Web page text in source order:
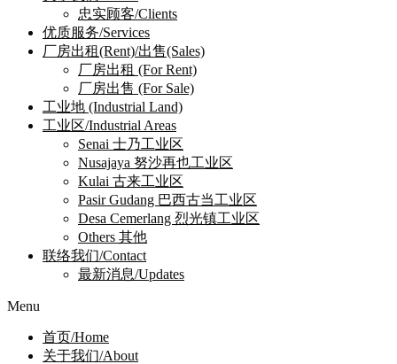
忠实顾客/Clients
优质服务/Services
厂房出租(Rent)/出售(Sales)
厂房出租 (For Rent)
厂房出售 (For Sale)
工业地 (Industrial Land)
工业区/Industrial Areas
Senai 士乃工业区
Nusajaya 努沙再也工业区
Kulai 古来工业区
Pasir Gudang 巴西古当工业区
Desa Cemerlang 烈光镇工业区
Others 其他
联络我们/Contact
最新消息/Updates
Menu
首页/Home
关于我们/About